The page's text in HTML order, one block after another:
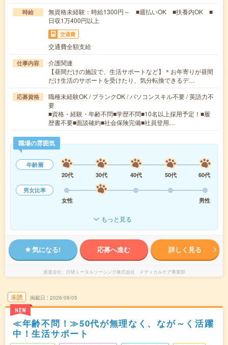
時給
無資格未経験：時給1300円～ ■週払いOK ■扶養内OK ■
日収1万400円以上
交通費
交通費全額支給
仕事内容
介護関連
【昼間だけの施設で、生活サポートなど】＊お年寄りが昼間
だけ生活のサポートを受けたり、気分転換できるデ…
応募資格
職種未経験OK / ブランクOK / パソコンスキル不要 / 英語力不
要
■資格・経験・年齢不問■学歴不問■10名以上採用予定！■履
歴書不要■面談確約■社会保険完備■社員登用…
職場の雰囲気
年齢層
20代
30代 40代 50代
60代
男女比率
女性
男性
もっと見る
気になる! 応募へ進む 詳しく見る
派遣会社 日研トータルソーシング株式会社 メディカルケア事業部
未読
NEW
掲載日 2026/08/05
≪年齢不問！≫50代が無理なく、なが～く活躍
中！生活サポート